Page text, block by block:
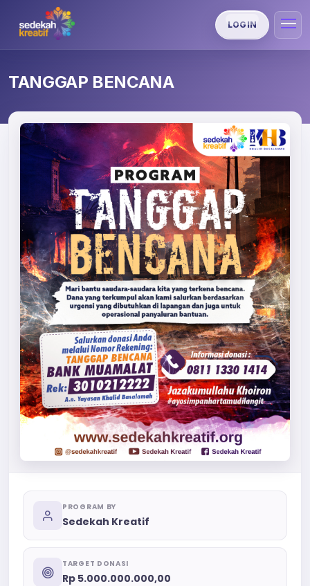
LOGIN
TANGGAP BENCANA
PROGRAM BY
Sedekah Kreatif
TARGET DONASI
Rp 5.000.000.000,00